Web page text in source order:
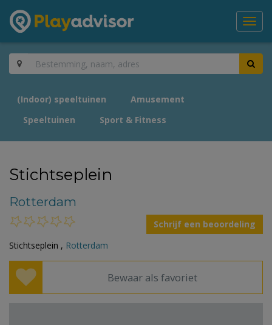
(Indoor) speeltuinen
Amusement
Speeltuinen
Sport & Fitness
Stichtseplein
Rotterdam
Schrijf een beoordeling
Stichtseplein , Rotterdam
Bewaar als favoriet